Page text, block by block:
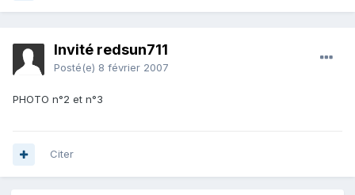
Invité redsun711
Posté(e) 8 février 2007
PHOTO n°2 et n°3
Citer